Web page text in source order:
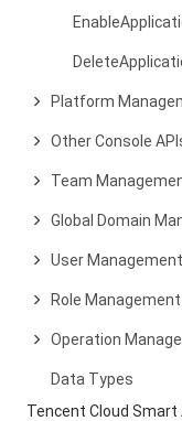
Platform
Other Console
Team
Global Domain
User
Role Management
Operation
Data Types
Tencent Cloud Smart